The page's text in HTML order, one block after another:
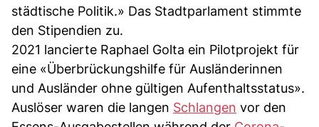
städtische Politik.» Das Stadtparlament stimmte
den Stipendien zu.
2021 lancierte Raphael Golta ein Pilotprojekt für
eine «Überbrückungshilfe für Ausländerinnen
und Ausländer ohne gültigen Aufenthaltsstatus».
Auslöser waren die langen Schlangen vor den